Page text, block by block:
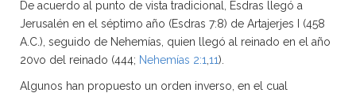
De acuerdo al punto de vista tradicional, Esdras llegó a
Jerusalén en el séptimo año (Esdras 7:8) de Artajerjes I (458
A.C.), seguido de Nehemías, quien llegó al reinado en el año
20vo del reinado (444; Nehemías 2:1 11).
Algunos han propuesto un orden inverso, en el cual